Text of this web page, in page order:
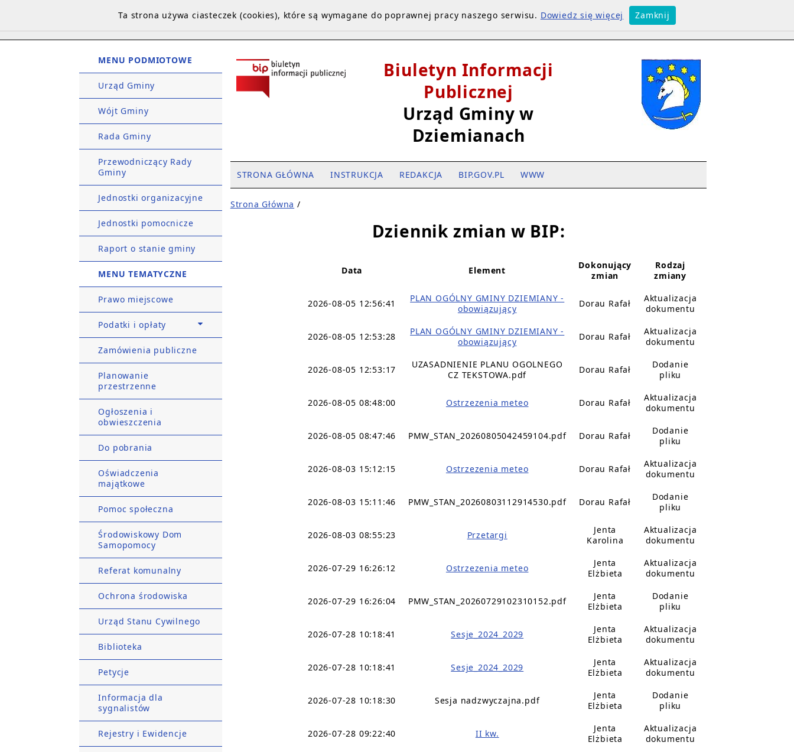
MENU PODMIOTOWE
Urząd Gminy
Wójt Gminy
Rada Gminy
Przewodniczący Rady
Gminy
Jednostki organizacyjne
Jednostki pomocnicze
Raport o stanie gminy
MENU TEMATYCZNE
Prawo miejscowe
Podatki i opłaty
Zamówienia publiczne
Planowanie
przestrzenne
Ogłoszenia i
obwieszczenia
Do pobrania
Oświadczenia
majątkowe
Pomoc społeczna
Środowiskowy Dom
Samopomocy
Referat komunalny
Ochrona środowiska
Urząd Stanu Cywilnego
Biblioteka
Petycje
Informacja dla
sygnalistów
Rejestry i Ewidencje
Biuletyn Informacji
Publicznej
Urząd Gminy w
Dziemianach
STRONA GŁÓWNA INSTRUKCJA REDAKCJA BIP.GOV.PL WWW
Strona Główna /
Dziennik zmian w BIP:
Data Element
Dokonujący
zmian
Rodzaj
zmiany
2026-08-05 12:56:41
PLAN OGÓLNY GMINY DZIEMIANY -
obowiązujący
Dorau Rafał
Aktualizacja
dokumentu
2026-08-05 12:53:28
PLAN OGÓLNY GMINY DZIEMIANY -
obowiązujący
Dorau Rafał
Aktualizacja
dokumentu
2026-08-05 12:53:17
UZASADNIENIE PLANU OGOLNEGO
CZ TEKSTOWA.pdf
Dorau Rafał
Dodanie
pliku
2026-08-05 08:48:00 Ostrzezenia meteo Dorau Rafał
Aktualizacja
dokumentu
2026-08-05 08:47:46 PMW_STAN_20260805042459104.pdf Dorau Rafał
Dodanie
pliku
2026-08-03 15:12:15 Ostrzezenia meteo Dorau Rafał
Aktualizacja
dokumentu
2026-08-03 15:11:46 PMW_STAN_20260803112914530.pdf Dorau Rafał
Dodanie
pliku
2026-08-03 08:55:23 Przetargi
Jenta
Karolina
Aktualizacja
dokumentu
2026-07-29 16:26:12 Ostrzezenia meteo
Jenta
Elżbieta
Aktualizacja
dokumentu
2026-07-29 16:26:04 PMW_STAN_20260729102310152.pdf
Jenta
Elżbieta
Dodanie
pliku
2026-07-28 10:18:41 Sesje_2024_2029
Jenta
Elżbieta
Aktualizacja
dokumentu
2026-07-28 10:18:41 Sesje_2024_2029
Jenta
Elżbieta
Aktualizacja
dokumentu
2026-07-28 10:18:30 Sesja nadzwyczajna.pdf
Jenta
Elżbieta
Dodanie
pliku
2026-07-28 09:22:40 II kw.
Jenta
Elżbieta
Aktualizacja
dokumentu
Ta strona używa ciasteczek (cookies), które są wymagane do poprawnej pracy naszego serwisu. Dowiedz się więcej Zamknij